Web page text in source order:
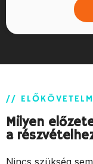
//
Milyen
a
Nincs szükség